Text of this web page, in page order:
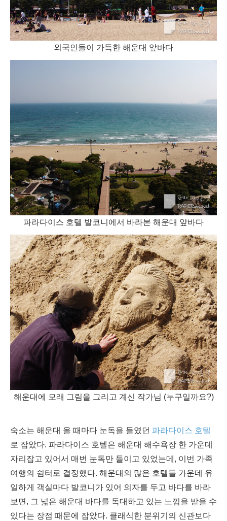
외국인들이 가득한 해운대 앞바다
파라다이스 호텔 발코니에서 바라본 해운대 앞바다
해운대에 모래 그림을 그리고 계신 작가님 (누구일까요?)
숙소는 해운대 올 때마다 눈독을 들였던 파라다이스 호텔
로 잡았다. 파라다이스 호텔은 해운대 해수욕장 한 가운데
자리잡고 있어서 매번 눈독만 들이고 있었는데, 이번 가족
여행의 쉼터로 결정했다. 해운대의 많은 호텔들 가운데 유
일하게 객실마다 발코니가 있어 의자를 두고 바다를 바라
보면, 그 넓은 해운대 바다를 독대하고 있는 느낌을 받을 수
있다는 장점 때문에 잡았다. 클래식한 분위기의 신관보다